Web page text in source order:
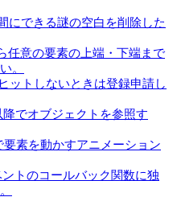
にできる謎の空白を削除した
任意の要素の上端・下端まで
。
ットしないときは登録申請し
降でオブジェクトを参照す
要素を動かすアニメーション
ントのコールバック関数に独